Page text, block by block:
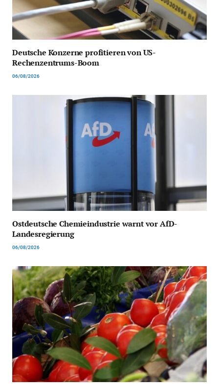
Deutsche Konzerne profitieren von US-
Rechenzentrums-Boom
06/08/2026
Ostdeutsche Chemieindustrie warnt vor AfD-
Landesregierung
06/08/2026